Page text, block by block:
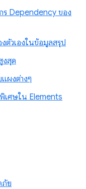
ร Dependency ของ
งตัวเองในข้อมูลสรุป
งสุด
ผงต่างๆ
เศษใน Elements
ภัย